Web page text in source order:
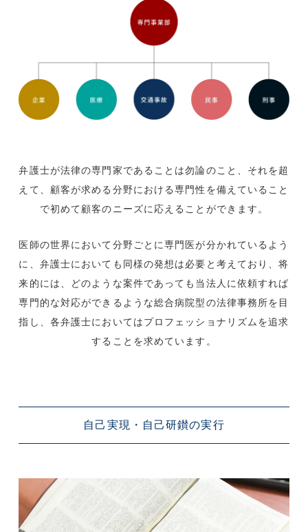
弁護士が法律の専門家であることは勿論のこと、それを超
えて、顧客が求める分野における専門性を備えていること
で初めて顧客のニーズに応えることができます。
医師の世界において分野ごとに専門医が分かれているよう
に、弁護士においても同様の発想は必要と考えており、将
来的には、どのような案件であっても当法人に依頼すれば
専門的な対応ができるような総合病院型の法律事務所を目
指し、各弁護士においてはプロフェッショナリズムを追求
することを求めています。
自己実現・自己研鑚の実行